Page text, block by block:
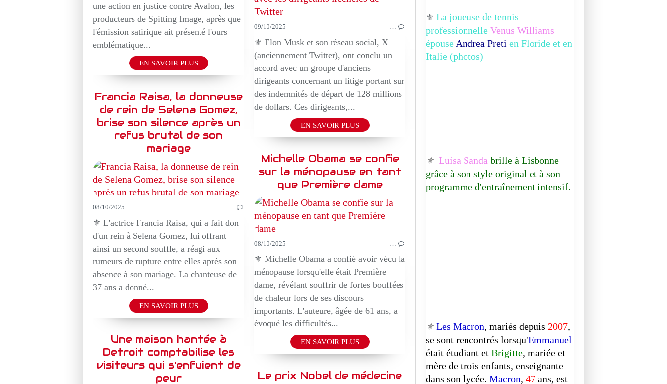
une action en justice contre Avalon, les
producteurs de Spitting Image, après que
l'émission satirique ait présenté l'ours
emblématique...
EN SAVOIR PLUS
09/10/2025
⚜️ Elon Musk et son réseau social, X
(anciennement Twitter), ont conclu un
accord avec un groupe d'anciens
dirigeants concernant un litige portant sur
des indemnités de départ de 128 millions
de dollars. Ces dirigeants,...
EN SAVOIR PLUS
Francia Raisa, la donneuse
de rein de Selena Gomez,
brise son silence après un
refus brutal de son
mariage
MUSIQUE
DOCUMENTAIRE
08/10/2025
⚜️ L'actrice Francia Raisa, qui a fait don
d'un rein à Selena Gomez, lui offrant
ainsi un second souffle, a réagi aux
rumeurs de rupture entre elles après son
absence à son mariage. La chanteuse de
37 ans a donné...
EN SAVOIR PLUS
Michelle Obama se confie
sur la ménopause en tant
que Première dame
08/10/2025
⚜️ Michelle Obama a confié avoir vécu la
ménopause lorsqu'elle était Première
dame, révélant souffrir de fortes bouffées
de chaleur lors de ses discours
importants. L'auteure, âgée de 61 ans, a
évoqué les difficultés...
EN SAVOIR PLUS
Une maison hantée à
Detroit comptabilise les
visiteurs qui s'enfuient de
peur
Le prix Nobel de médecine
⚜️ La joueuse de tennis
professionnelle Venus Williams
épouse Andrea Preti en Floride et en
Italie (photos)
⚜️ Luísa Sanda brille à Lisbonne
grâce à son style original et à son
programme d'entraînement intensif.
⚜️ Les Macron, mariés depuis 2007,
se sont rencontrés lorsqu'Emmanuel
était étudiant et Brigitte, mariée et
mère de trois enfants, enseignante
dans son lycée. Macron, 47 ans, est